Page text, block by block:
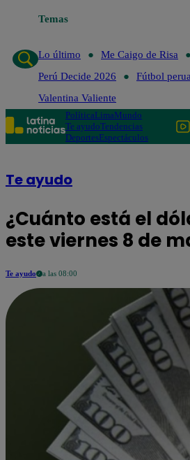
Temas
Lo último
Me Caigo de Risa
Perú Decide 2026
Fútbol
Valentina Valiente
PolíticaLimaMundo
Te ayudoTendencias
DeportesEspectáculos
Te ayudo
¿Cuánto está el
este viernes 8 de
Te ayudo a las 08:00